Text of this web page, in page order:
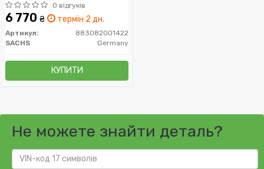
0 відгуків
6 770 ₴ термін 2 дн.
Артикул:
883082001422
SACHS
Germany
КУПИТИ
Не можете знайти деталь?